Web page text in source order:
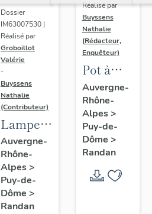
Dossier
IM63007530 |
Réalisé par
Groboillot
Valérie
-
Buyssens
Nathalie
(Contributeur)
Lampe à
pétrole
n° 1
Auvergne-
Rhône-
Alpes>
Puy-de-
Dôme >
Randan
Réalisé par
Buyssens
Nathalie
(Rédacteur,
Enquêteur)
Pot à
crème n°
3
Auvergne-
Rhône-
Alpes>
Puy-de-
Dôme >
Randan